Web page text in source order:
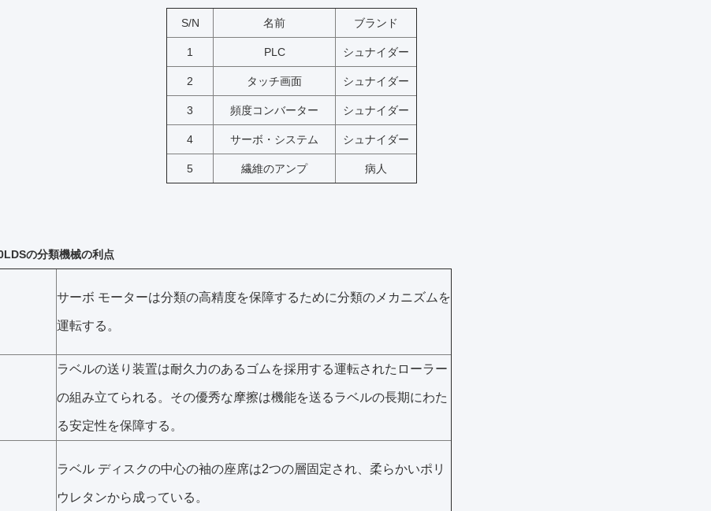
S/N 名前 ブランド
1 PLC シュナイダー
2 タッチ画面 シュナイダー
3 頻度コンバーター シュナイダー
4 サーボ・システム シュナイダー
5 繊維のアンプ 病人
の分類機械の利点
サーボ モーターは分類の高精度を保障するために分類のメカニズムを
運転する。
ラベルの送り装置は耐久力のあるゴムを採用する運転されたローラー
の組み立てられる。その優秀な摩擦は機能を送るラベルの長期にわた
る安定性を保障する。
ラベル ディスクの中心の袖の座席は2つの層固定され、柔らかいポリ
ウレタンから成っている。